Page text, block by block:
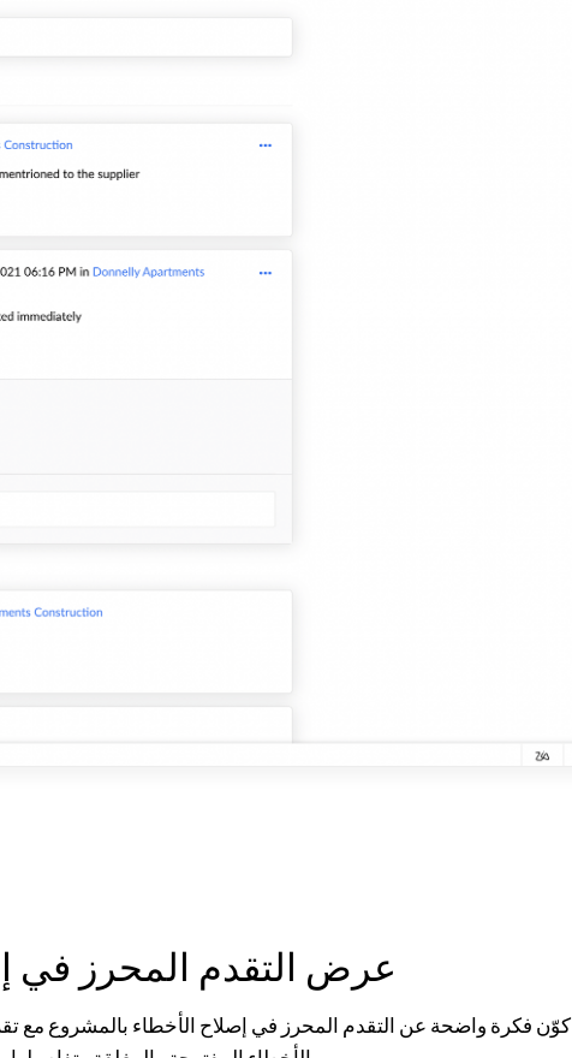
عرض التقدم المحرز في
كوّن فكرة واضحة عن التقدم المحرز في إصلاح الأخطاء بالمشروع مع